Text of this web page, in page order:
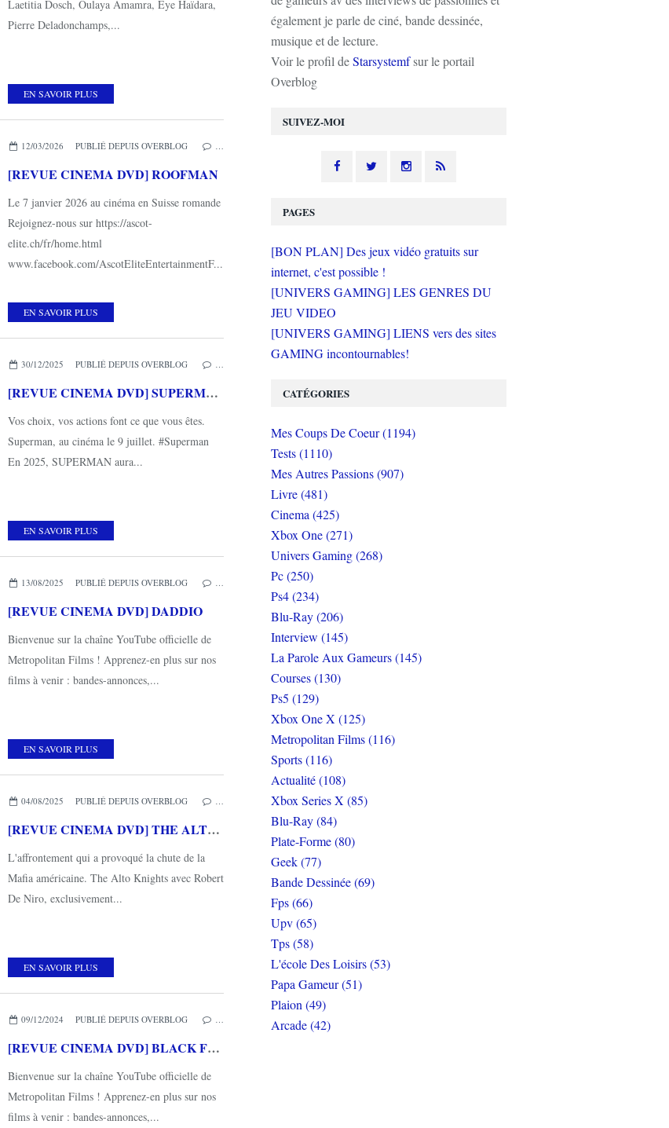
Laetitia Dosch, Oulaya Amamra, Eye Haïdara,
Pierre Deladonchamps,...
EN SAVOIR PLUS
DE COEUR,METROPOLITAN FILMS
12/03/2026 PUBLIÉ DEPUIS OVERBLOG
[REVUE CINEMA DVD] ROOFMAN
Le 7 janvier 2026 au cinéma en Suisse romande
Rejoignez-nous sur https://ascot-
elite.ch/fr/home.html
www.facebook.com/AscotEliteEntertainmentF...
EN SAVOIR PLUS
COUPS DE COEUR,WARNER BROS HOME ENTERTAINMENT
30/12/2025 PUBLIÉ DEPUIS OVERBLOG
[REVUE CINEMA DVD] SUPERMAN (2025)
Vos choix, vos actions font ce que vous êtes.
Superman, au cinéma le 9 juillet. #Superman
En 2025, SUPERMAN aura...
EN SAVOIR PLUS
COUPS DE COEUR,METROPOLITAN FILMS
13/08/2025 PUBLIÉ DEPUIS OVERBLOG
[REVUE CINEMA DVD] DADDIO
Bienvenue sur la chaîne YouTube officielle de
Metropolitan Films ! Apprenez-en plus sur nos
films à venir : bandes-annonces,...
EN SAVOIR PLUS
BROS HOME ENTERTAINMENT
04/08/2025 PUBLIÉ DEPUIS OVERBLOG
[REVUE CINEMA DVD] THE ALTO KNIGHTS
L'affrontement qui a provoqué la chute de la
Mafia américaine. The Alto Knights avec Robert
De Niro, exclusivement...
EN SAVOIR PLUS
COUPS DE COEUR,METROPOLITAN FILMS
09/12/2024 PUBLIÉ DEPUIS OVERBLOG
[REVUE CINEMA DVD] BLACK FLIES
Bienvenue sur la chaîne YouTube officielle de
Metropolitan Films ! Apprenez-en plus sur nos
films à venir : bandes-annonces,...
SUIVEZ-MOI
également je parle de ciné, bande dessinée,
musique et de lecture.
Voir le profil deStarsystemfsur le portail
Overblog
PAGES
[BON PLAN] Des jeux vidéo gratuits sur
internet, c'est possible !
[UNIVERS GAMING] LES GENRES DU
JEU VIDEO
[UNIVERS GAMING] LIENS vers des sites
GAMING incontournables!
CATÉGORIES
Mes Coups De Coeur (1194)
Tests (1110)
Mes Autres Passions (907)
Livre (481)
Cinema (425)
Xbox One (271)
Univers Gaming (268)
Pc (250)
Ps4 (234)
Blu-Ray (206)
Interview (145)
La Parole Aux Gameurs (145)
Courses (130)
Ps5 (129)
Xbox One X (125)
Metropolitan Films (116)
Sports (116)
Actualité (108)
Xbox Series X (85)
Blu-Ray (84)
Plate-Forme (80)
Geek (77)
Bande Dessinée (69)
Fps (66)
Upv (65)
Tps (58)
L'école Des Loisirs (53)
Papa Gameur (51)
Plaion (49)
Arcade (42)